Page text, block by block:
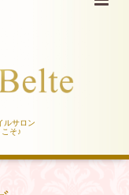
ルサロン
そ♪